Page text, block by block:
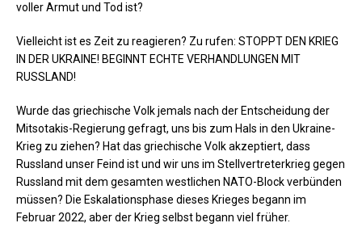
voller Armut und Tod ist?
Vielleicht ist es Zeit zu reagieren? Zu rufen: STOPPT DEN KRIEG
IN DER UKRAINE! BEGINNT ECHTE VERHANDLUNGEN MIT
RUSSLAND!
Wurde das griechische Volk jemals nach der Entscheidung der
Mitsotakis-Regierung gefragt, uns bis zum Hals in den Ukraine-
Krieg zu ziehen? Hat das griechische Volk akzeptiert, dass
Russland unser Feind ist und wir uns im Stellvertreterkrieg gegen
Russland mit dem gesamten westlichen NATO-Block verbünden
müssen? Die Eskalationsphase dieses Krieges begann im
Februar 2022, aber der Krieg selbst begann viel früher.